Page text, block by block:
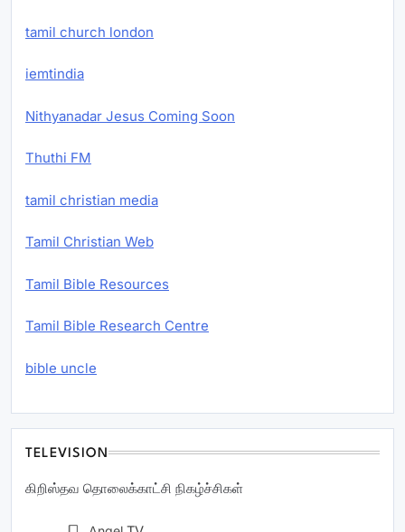
tamil church london
iemtindia
Nithyanadar Jesus Coming Soon
Thuthi FM
tamil christian media
Tamil Christian Web
Tamil Bible Resources
Tamil Bible Research Centre
bible uncle
TELEVISION
கிறிஸ்தவ தொலைக்காட்சி நிகழ்ச்சிகள்